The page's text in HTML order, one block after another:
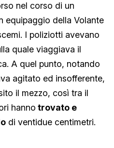
nel corso di un
equipaggio della Volante
I poliziotti avevano
quale viaggiava il
A quel punto, notando
agitato ed insofferente,
il mezzo, così tra il
hanno trovato e
di ventidue centimetri.